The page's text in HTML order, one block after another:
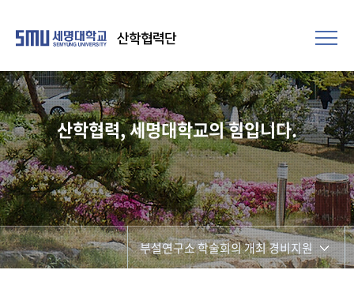
산학협력단
산학협력, 세명대학교의 힘입니다.
부설연구소 학술회의 개최 경비지원